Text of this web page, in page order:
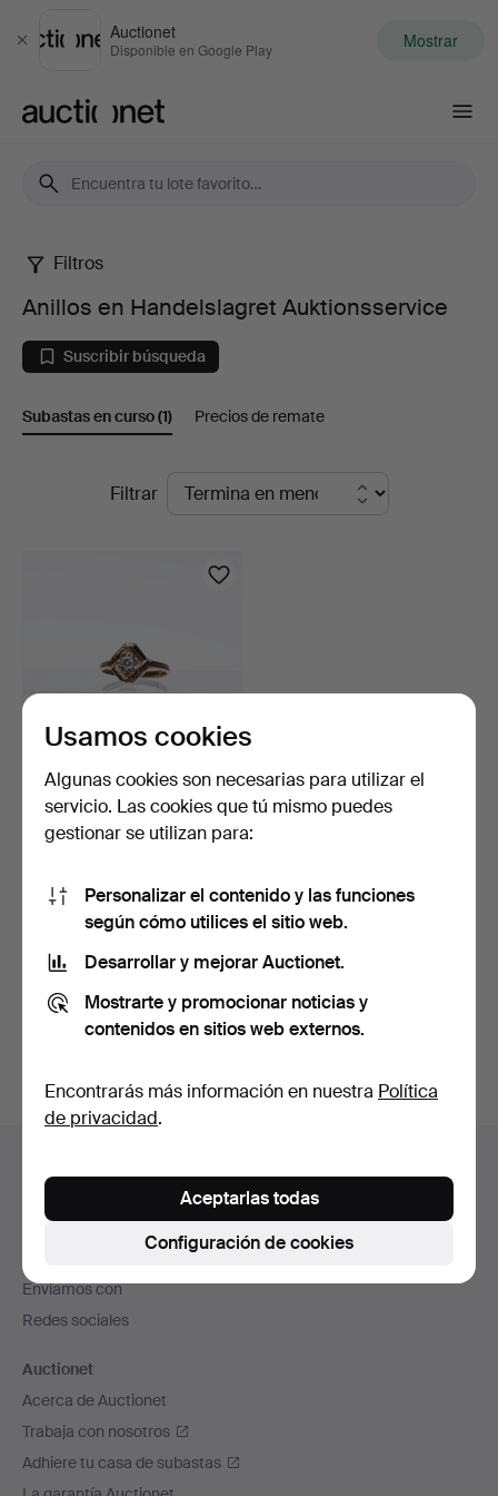
Cerrar
Auctionet
Disponible en Google Play Mostrar
Anillos
en
Handelslagret
Auktionsservice
Filtros
Anillos en Handelslagret Auktionsservice
Suscribir búsqueda
Subastas en curso(1) Precios de remate
SubastasFiltrar
ANILLO, oro rojo de 18k,
piedra de talla b…
11 horas
159 USD
También puedes buscar ennuestro archivo de
subastas concluidas.
en
de
página
Contacta con el servicio de atención al cliente
Todas las casas de subastas
Enviamos con
Redes sociales
Auctionet
Acerca de Auctionet
Trabaja con nosotros
Adhiere tu casa de subastas
Usamos cookies
Algunas cookies son necesarias para utilizar el
servicio. Las cookies que tú mismo puedes
gestionar se utilizan para:
Personalizar el contenido y las funciones
según cómo utilices el sitio web.
Desarrollar y mejorar Auctionet.
Mostrarte y promocionar noticias y
contenidos en sitios web externos.
Encontrarás más información en nuestra Política
de privacidad.
Configuración de cookies
Aceptarlas todas